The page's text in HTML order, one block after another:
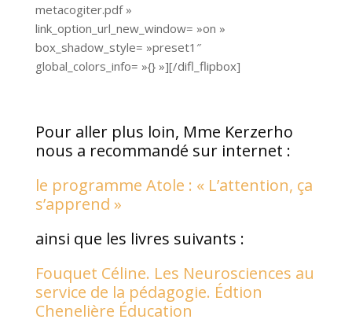
metacogiter.pdf »
link_option_url_new_window= »on »
box_shadow_style= »preset1″
global_colors_info= »{} »][/difl_flipbox]
Pour aller plus loin, Mme Kerzerho
nous a recommandé sur internet :
le programme Atole : « L’attention, ça
s’apprend »
ainsi que les livres suivants :
Fouquet Céline. Les Neurosciences au
service de la pédagogie. Édtion
Chenelière Éducation